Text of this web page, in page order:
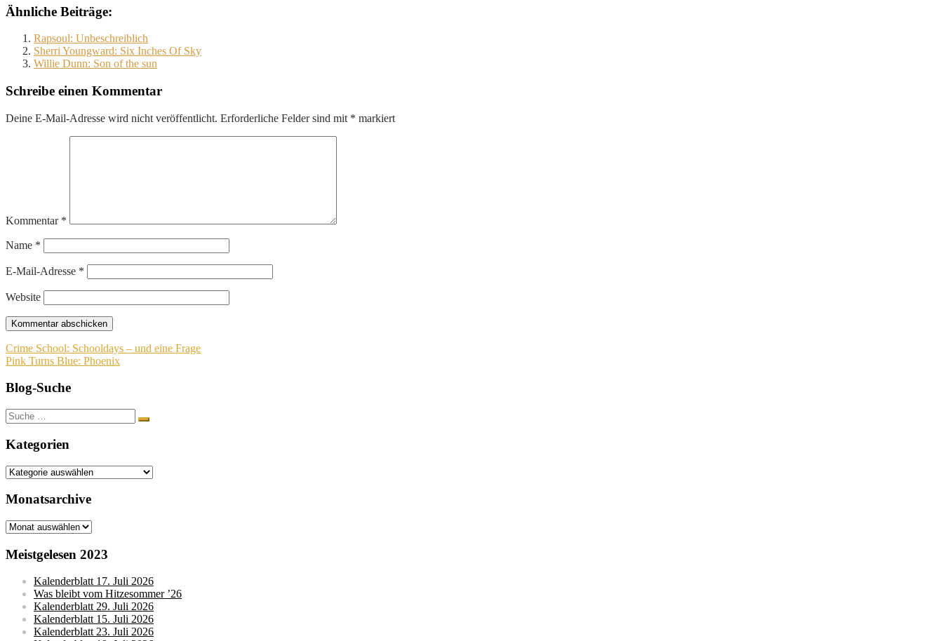
Ähnliche Beiträge:
Rapsoul: Unbeschreiblich
Sherri Youngward: Six Inches Of Sky
Willie Dunn: Son of the sun
Schreibe einen Kommentar
Deine E-Mail-Adresse wird nicht veröffentlicht. Erforderliche Felder sind mit * markiert
Kommentar *
Name *
E-Mail-Adresse *
Website
Beitragsnavigation
Crime School: Schooldays – und eine Frage
Pink Turns Blue: Phoenix
Blog-Suche
Suche
nach:
Kategorien
Kategorien
Monatsarchive
Monatsarchive
Meistgelesen 2023
Kalenderblatt 17. Juli 2026
Was bleibt vom Hitzesommer ’26
Kalenderblatt 29. Juli 2026
Kalenderblatt 15. Juli 2026
Kalenderblatt 23. Juli 2026